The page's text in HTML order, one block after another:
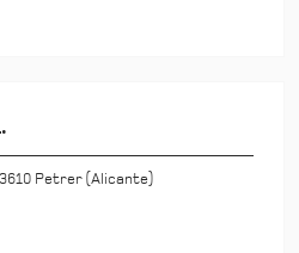
Petrer (Alicante)